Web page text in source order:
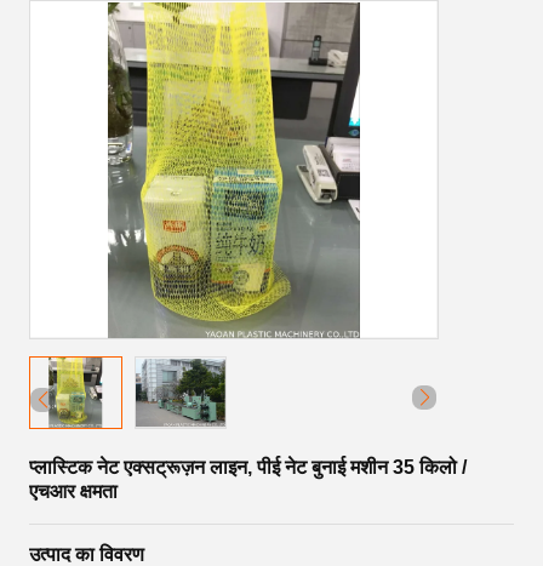
प्लास्टिक नेट एक्सट्रूज़न लाइन, पीई नेट बुनाई मशीन 35 किलो /
एचआर क्षमता
उत्पाद का विवरण